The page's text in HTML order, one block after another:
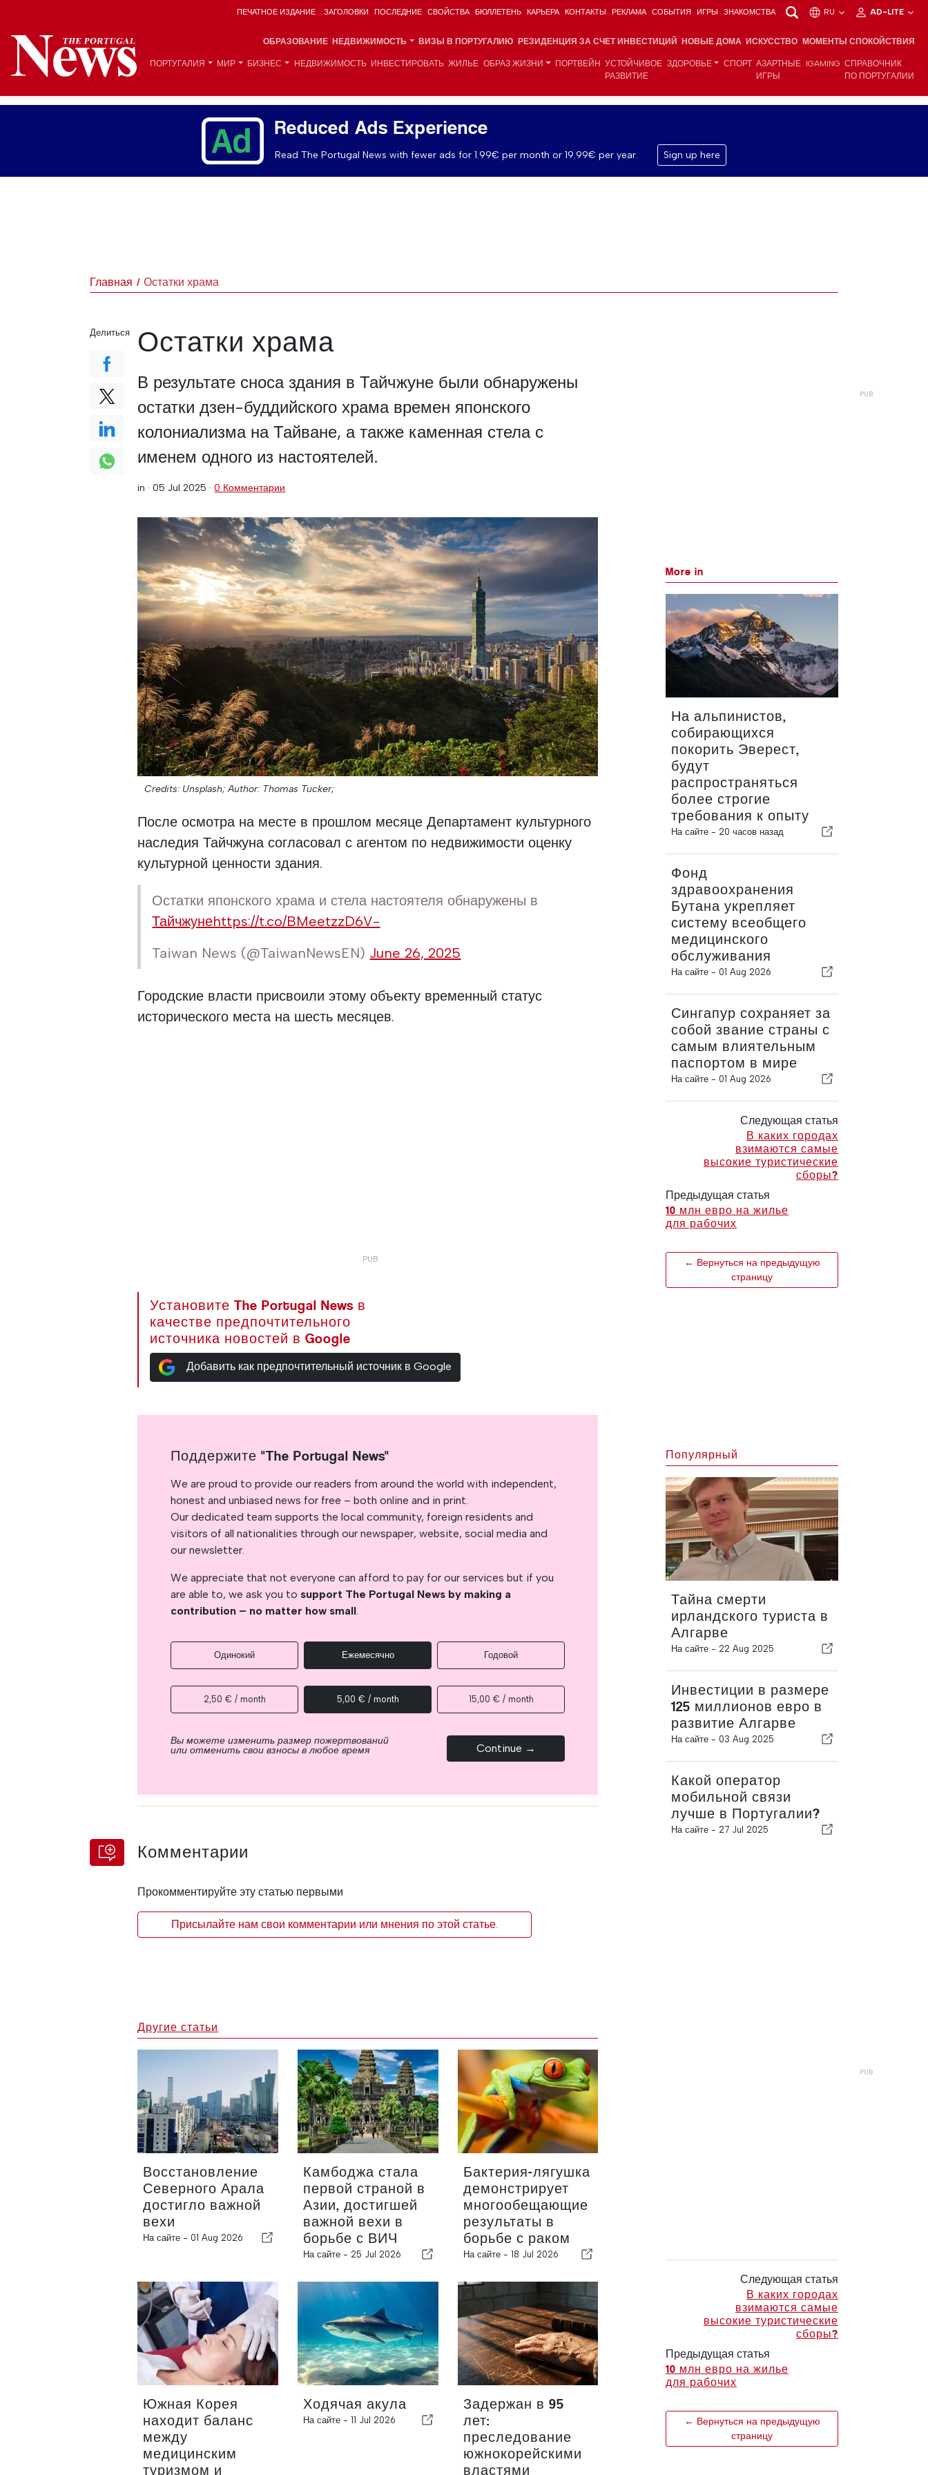
ПЕЧАТНОЕ ИЗДАНИЕ ЗАГОЛОВКИ ПОСЛЕДНИЕ СВОЙСТВА БЮЛЛЕТЕНЬ КАРЬЕРА КОНТАКТЫ РЕКЛАМА СОБЫТИЯ ИГРЫ ЗНАКОМСТВА RU AD-LITE
ОБРАЗОВАНИЕ НЕДВИЖИМОСТЬ ВИЗЫ В ПОРТУГАЛИЮ РЕЗИДЕНЦИЯ ЗА СЧЕТ ИНВЕСТИЦИЙ НОВЫЕ ДОМА ИСКУССТВО МОМЕНТЫ СПОКОЙСТВИЯ
ПОРТУГАЛИЯ МИР БИЗНЕС НЕДВИЖИМОСТЬ ИНВЕСТИРОВАТЬ ЖИЛЬЕ ОБРАЗ ЖИЗНИ ПОРТВЕЙН УСТОЙЧИВОЕ
РАЗВИТИЕ
ЗДОРОВЬЕ СПОРТ АЗАРТНЫЕ
ИГРЫ
IGAMING СПРАВОЧНИК
ПО ПОРТУГАЛИИ
Reduced Ads Experience
Read The Portugal News with fewer ads for 1.99€ per month or 19.99€ per year. Sign up here
Главная Остатки храма
Остатки храма
В результате сноса здания в Тайчжуне были обнаружены
остатки дзен-буддийского храма времен японского
колониализма на Тайване, а также каменная стела с
именем одного из настоятелей.
in ·05 Jul 2025 ·0 Комментарии
Credits: Unsplash; Author: Thomas Tucker;
После осмотра на месте в прошлом месяце Департамент культурного
наследия Тайчжуна согласовал с агентом по недвижимости оценку
культурной ценности здания.
Остатки японского храма и стела настоятеля обнаружены в
Тайчжунеhttps://t.co/BMeetzzD6V-
Taiwan News (@TaiwanNewsEN) June 26, 2025
Городские власти присвоили этому объекту временный статус
исторического места на шесть месяцев.
Установите The Portugal News в
качестве предпочтительного
источника новостей в Google
Добавить как предпочтительный источник в Google
Делиться
More in
На альпинистов,
собирающихся
покорить Эверест,
будут
распространяться
более строгие
требования к опыту
На сайте - 20 часов назад
Фонд
здравоохранения
Бутана укрепляет
систему всеобщего
медицинского
обслуживания
На сайте - 01 Aug 2026
Сингапур сохраняет за
собой звание страны с
самым влиятельным
паспортом в мире
На сайте - 01 Aug 2026
Следующая статья
В каких городах
взимаются самые
высокие туристические
сборы?
Предыдущая статья
10 млн евро на жилье
для рабочих
← Вернуться на предыдущую
страницу
Поддержите "The Portugal News"
We are proud to provide our readers from around the world with independent,
honest and unbiased news for free – both online and in print.
Our dedicated team supports the local community, foreign residents and
visitors of all nationalities through our newspaper, website, social media and
our newsletter.
We appreciate that not everyone can afford to pay for our services but if you
are able to, we ask you to support The Portugal News by making a
contribution – no matter how small.
Одинокий Ежемесячно Годовой
2,50 € / month 5,00 € / month 15,00 € / month
Вы можете изменить размер пожертвований
или отменить свои взносы в любое время Continue →
Комментарии
Прокомментируйте эту статью первыми
Присылайте нам свои комментарии или мнения по этой статье.
Популярный
Тайна смерти
ирландского туриста в
Алгарве
На сайте - 22 Aug 2025
Инвестиции в размере
125 миллионов евро в
развитие Алгарве
На сайте - 03 Aug 2025
Какой оператор
мобильной связи
лучше в Португалии?
На сайте - 27 Jul 2025
Другие статьи
Восстановление
Северного Арала
достигло важной
вехи
На сайте - 01 Aug 2026
Камбоджа стала
первой страной в
Азии, достигшей
важной вехи в
борьбе с ВИЧ
На сайте - 25 Jul 2026
Бактерия-лягушка
демонстрирует
многообещающие
результаты в
борьбе с раком
На сайте - 18 Jul 2026
Южная Корея
находит баланс
между
медицинским
туризмом и
Ходячая акула
На сайте -11 Jul 2026
Задержан в 95
лет:
преследование
южнокорейскими
властями
Следующая статья
В каких городах
взимаются самые
высокие туристические
сборы?
Предыдущая статья
10 млн евро на жилье
для рабочих
← Вернуться на предыдущую
страницу